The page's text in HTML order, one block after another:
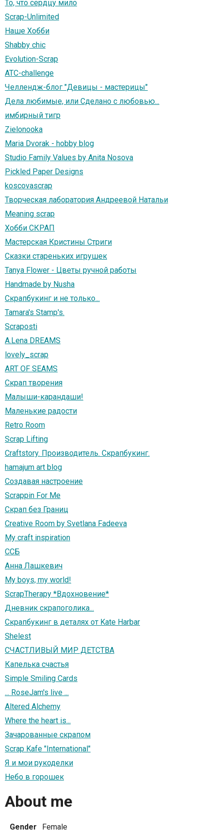
То, что сердцу мило
Scrap-Unlimited
Наше Хобби
Shabby chic
Evolution-Scrap
ATC-challenge
Челлендж-блог "Девицы - мастерицы"
Дела любимые, или Сделано с любовью...
имбирный тигр
Zielonooka
Maria Dvorak - hobby blog
Studio Family Values by Anita Nosova
Pickled Paper Designs
koscovascrap
Творческая лаборатория Андреевой Натальи
Meaning scrap
Хобби СКРАП
Мастерская Кристины Стриги
Сказки стареньких игрушек
Tanya Flower - Цветы ручной работы
Handmade by Nusha
Скрапбукинг и не только...
Tamara's Stamp's.
Scraposti
A.Lena DREАMS
lovely_scrap
ART OF SEAMS
Скрап творения
Малыши-карандаши!
Маленькие радости
Retro Room
Scrap Lifting
Craftstory. Производитель. Скрапбукинг.
hamajum art blog
Создавая настроение
Scrappin For Me
Скрап без Границ
Creative Room by Svetlana Fadeeva
My craft inspiration
ССБ
Анна Лашкевич
My boys, my world!
ScrapTherapy *Вдохновение*
Дневник скрапоголика...
Скрапбукинг в деталях от Kate Harbar
Shelest
СЧАСТЛИВЫЙ МИР ДЕТСТВА
Капелька счастья
Simple Smiling Cards
... RoseJam's live ...
Altered Alchemy
Where the heart is...
Зачарованные скрапом
Scrap Kafe "International"
Я и мои рукоделки
Небо в горошек
About me
Gender Female